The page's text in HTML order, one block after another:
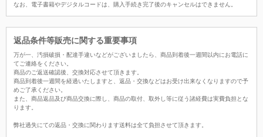
なお、電子書籍やデジタルコードは、購入手続き完了後のキャンセルはできません。
返品条件等販売に関する重要事項
万が一、汚損破損・配達手違いなどがございましたら、商品到着後一週間以内にお電話に
てご連絡をください。
商品のご返送確認後、交換対応させて頂きます。
商品到着後一週間を経過いたしますと、返品・交換などはお受け出来なくなりますので予
めご了承ください。
また、商品返品及び商品交換に際し、商品の取付、取外し等に従う諸経費は実費負担とな
ります。
弊社過失にての返品・交換に関わります送料は全て負担させて頂きます。